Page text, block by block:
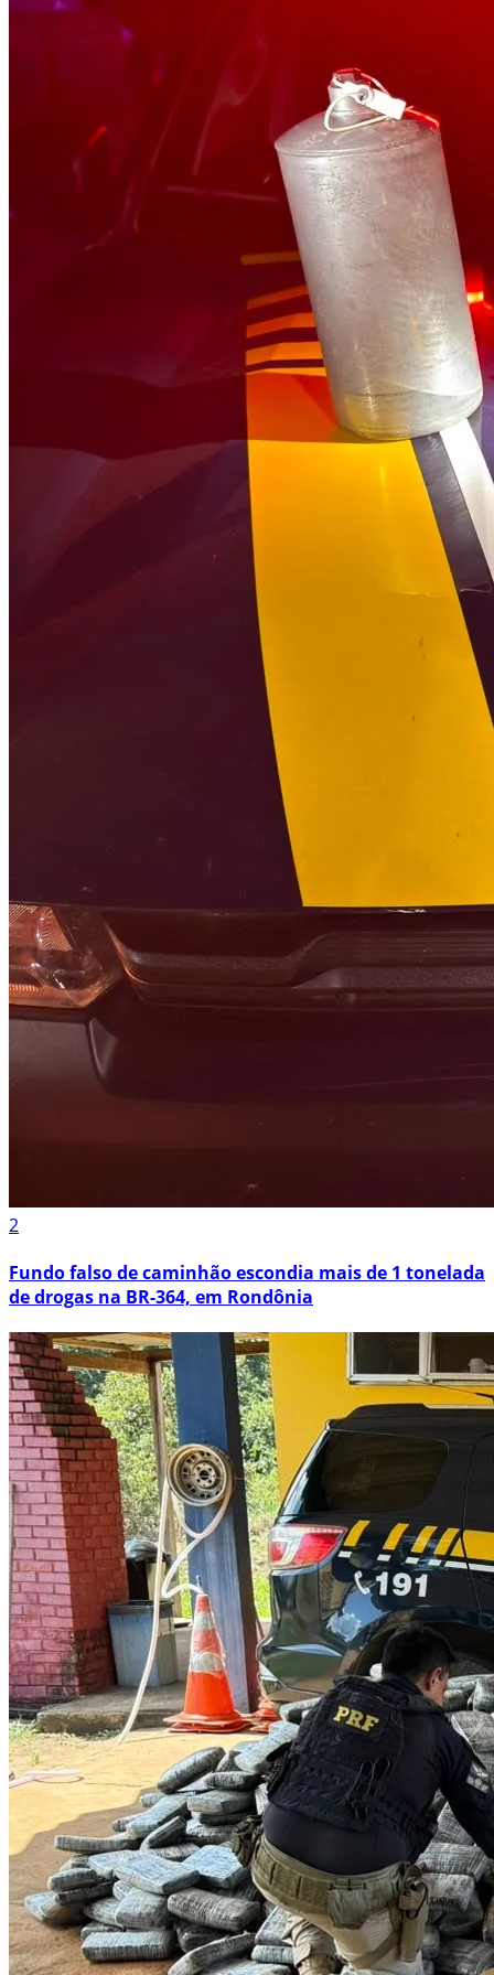
2
Fundo falso de caminhão escondia mais de 1 tonelada
de drogas na BR-364, em Rondônia